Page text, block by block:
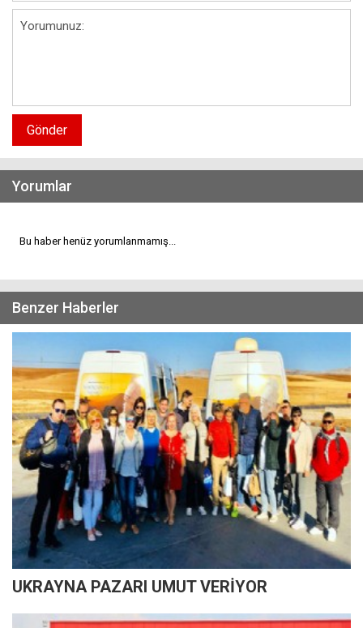
Gönder
Yorumlar
Bu haber henüz yorumlanmamış...
Benzer Haberler
UKRAYNA PAZARI UMUT VERİYOR